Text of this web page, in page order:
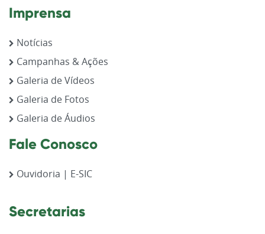
Imprensa
Notícias
Campanhas & Ações
Galeria de Vídeos
Galeria de Fotos
Galeria de Áudios
Fale Conosco
Ouvidoria | E-SIC
Secretarias